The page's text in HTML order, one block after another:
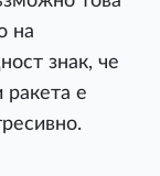
на
знак, че
ракета е